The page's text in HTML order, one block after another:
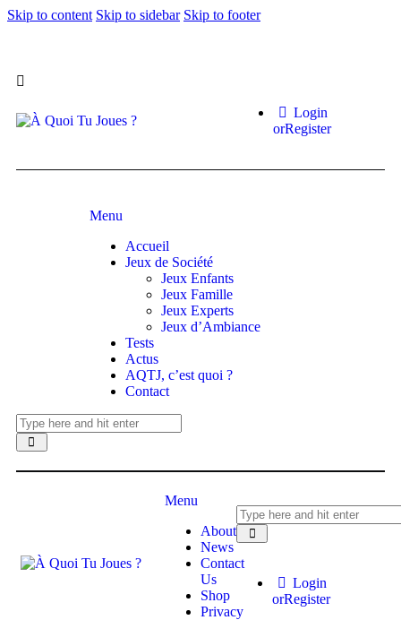
Skip to content Skip to sidebar Skip to footer
Login
orRegister
Menu
Accueil
Jeux de Société
Jeux Enfants
Jeux Famille
Jeux Experts
Jeux d’Ambiance
Tests
Actus
AQTJ, c’est quoi ?
Contact
Menu
About
News
Contact
Us
Shop
Privacy
Login
orRegister